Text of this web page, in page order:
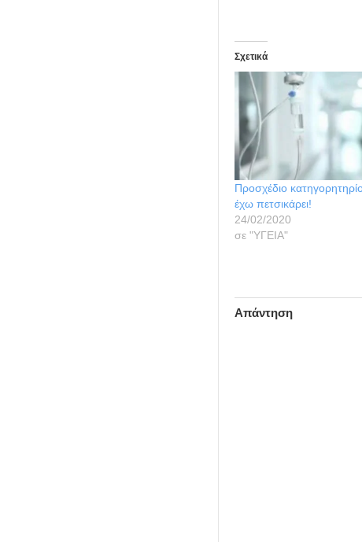
Σχετικά
Προσχέδιο
έχω πετσικάρει!
24/02/2020
σε "ΥΓΕΙΑ"
Απάντηση